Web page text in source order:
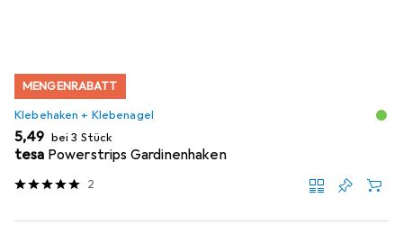
MENGENRABATT
Klebehaken + Klebenagel
EUR
5,49 bei 3 Stück
tesa Powerstrips Gardinenhaken
2